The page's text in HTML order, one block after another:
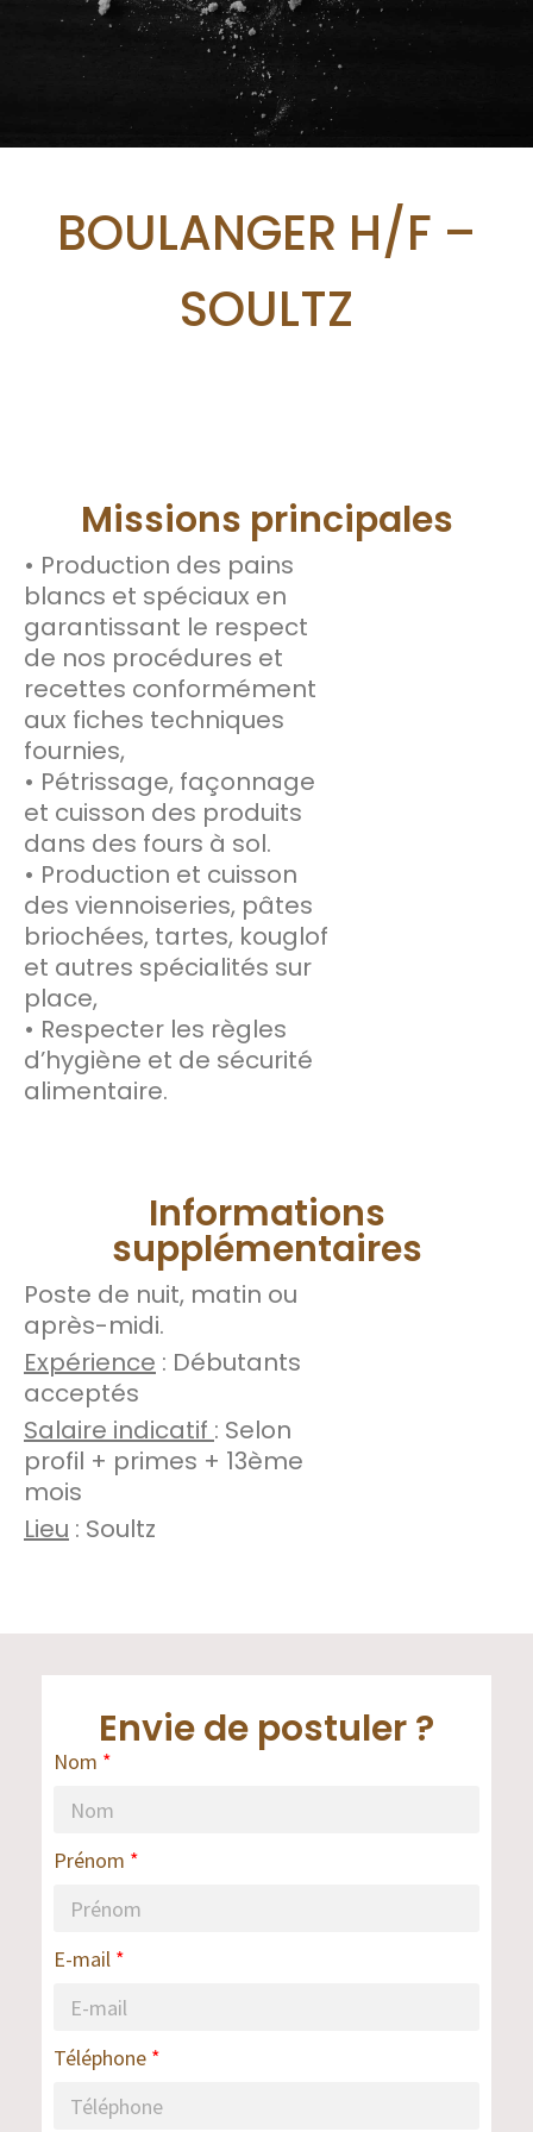
BOULANGER H/F –
SOULTZ
Missions principales
• Production des pains
blancs et spéciaux en
garantissant le respect
de nos procédures et
recettes conformément
aux fiches techniques
fournies,
• Pétrissage, façonnage
et cuisson des produits
dans des fours à sol.
• Production et cuisson
des viennoiseries, pâtes
briochées, tartes, kouglof
et autres spécialités sur
place,
• Respecter les règles
d’hygiène et de sécurité
alimentaire.
Informations
supplémentaires
Poste de nuit, matin ou
après-midi.
Expérience : Débutants
acceptés
Salaire indicatif : Selon
profil + primes + 13ème
mois
Lieu : Soultz
Envie de postuler ?
Nom
Prénom
E-mail
Téléphone